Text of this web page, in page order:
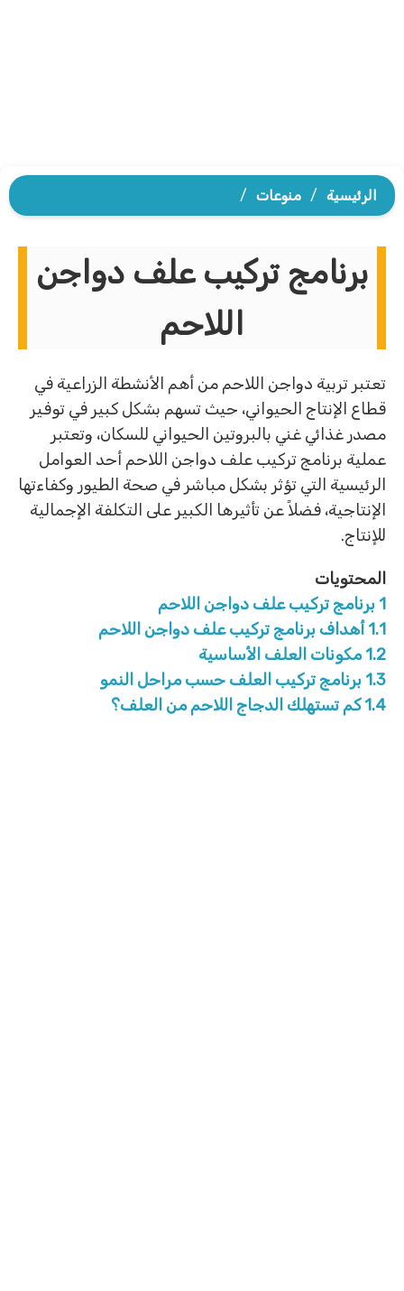
الرئيسية / منوعات /
برنامج تركيب علف دواجن
اللاحم
تعتبر تربية دواجن اللاحم من أهم الأنشطة الزراعية في
قطاع الإنتاج الحيواني، حيث تسهم بشكل كبير في توفير
مصدر غذائي غني بالبروتين الحيواني للسكان، وتعتبر
عملية برنامج تركيب علف دواجن اللاحم أحد العوامل
الرئيسية التي تؤثر بشكل مباشر في صحة الطيور وكفاءتها
الإنتاجية، فضلاً عن تأثيرها الكبير على التكلفة الإجمالية
للإنتاج.
المحتويات
1 برنامج تركيب علف دواجن اللاحم
1.1 أهداف برنامج تركيب علف دواجن اللاحم
1.2 مكونات العلف الأساسية
1.3 برنامج تركيب العلف حسب مراحل النمو
1.4 كم تستهلك الدجاج اللاحم من العلف؟